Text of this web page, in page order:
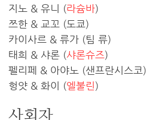
지노 & 유니 (라슘바)
쯔한 & 교꼬 (도쿄)
카이사르 & 류가 (팀 류)
태희 & 샤론 (샤론슈즈)
펠리페 & 아야노 (샌프란시스코)
헝얏 & 화이 (엘불린 )
사회자